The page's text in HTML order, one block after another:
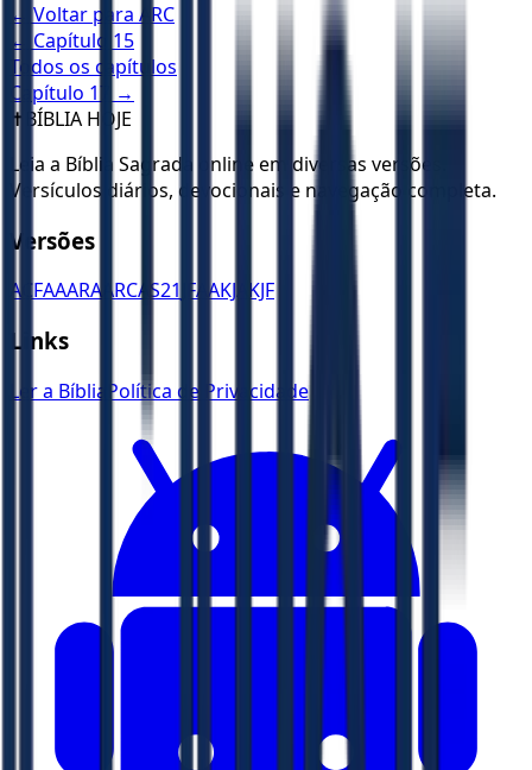
← Voltar para ARC
← Capítulo 15
Todos os capítulos
Capítulo 17
→
✝️ BÍBLIA HOJE
Leia a Bíblia Sagrada online em diversas versões.
Versículos diários, devocionais e navegação completa.
Versões
ACFAAARA ARCAS21 JFAAKJA KJF
Links
Ler a Bíblia Política de Privacidade